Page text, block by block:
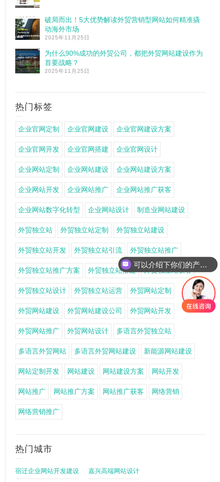
破局而出！5大优势解读外贸营销型网站如何精准撬
动海外市场
2025年11月25日
为什么90%成功的外贸公司，都把外贸网站建设作为
首要战略？
2025年11月25日
热门标签
企业官网定制 企业官网建设 企业官网建设方案
企业官网开发 企业官网搭建 企业官网设计
企业网站定制 企业网站建设 企业网站建设方案
企业网站开发 企业网站推广 企业网站推广获客
企业网站数字化转型 企业网站设计 制造业网站建设
外贸独立站 外贸独立站定制 外贸独立站建设
外贸独立站开发 外贸独立站引流 外贸独立站推广
外贸独立站推广方案 外贸独立站搭建 外贸独立站获客
外贸独立站设计 外贸独立站运营 外贸网站定制
外贸网站建设 外贸网站建设公司 外贸网站开发
外贸网站推广 外贸网站设计 多语言外贸独立站
多语言外贸网站 多语言外贸网站建设 新能源网站建设
网站定制开发 网站建设 网站建设方案 网站开发
网站推广 网站推广方案 网站推广获客 网络营销
网络营销推广
热门城市
宿迁企业网站开发建设 嘉兴高端网站设计
可以介绍下你们的产品么